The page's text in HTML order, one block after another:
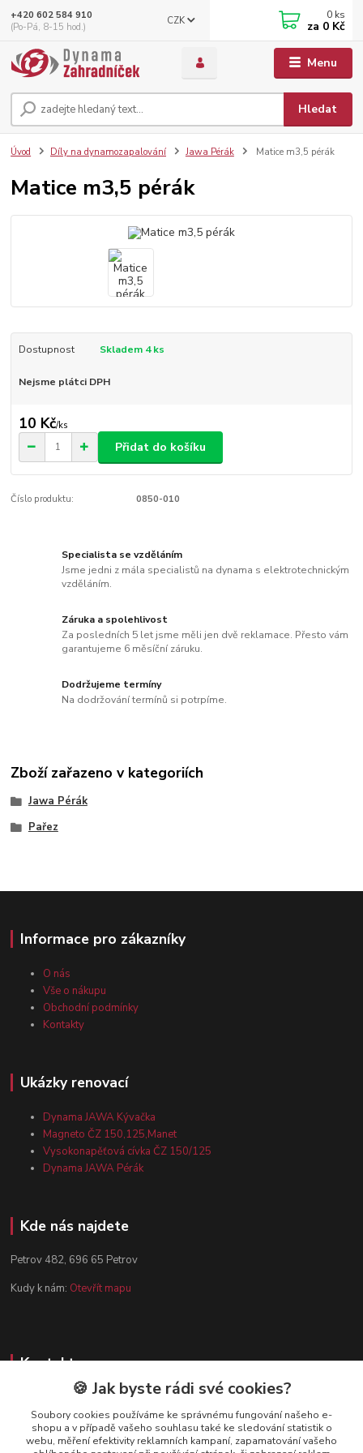
Menu
CZK
Hledat
+420 602 584 910
(Po-Pá, 8-15 hod.)
0 ks
za 0 Kč
Úvod Díly na dynamozapalování Jawa Pérák Matice m3,5 pérák
Matice m3,5 pérák
Dostupnost Skladem 4 ks
Nejsme plátci DPH
10 Kč/ks
Přidat do košíku
Číslo produktu: 0850-010
Specialista se vzděláním
Jsme jedni z mála specialistů na dynama s elektrotechnickým
vzděláním.
Záruka a spolehlivost
Za posledních 5 let jsme měli jen dvě reklamace. Přesto vám
garantujeme 6 měsíční záruku.
Dodržujeme termíny
Na dodržování termínů si potrpíme.
Zboží zařazeno v kategoriích
Jawa Pérák
Pařez
Informace pro zákazníky
O nás
Vše o nákupu
Obchodní podmínky
Kontakty
Ukázky renovací
Dynama JAWA Kývačka
Magneto ČZ 150,125,Manet
Vysokonapěťová cívka ČZ 150/125
Dynama JAWA Pérák
Kde nás najdete
Petrov 482, 696 65 Petrov
Kudy k nám: Otevřít mapu
Kontakty
Zákaznická podpora
+420 602 584 910
(Po-Pá, 8-15 hod.)
🍪 Jak byste rádi své cookies?
Soubory cookies používáme ke správnému fungování našeho e-
shopu a v případě vašeho souhlasu také ke sledování statistik o
webu, měření efektivity reklamních kampaní, zapamatování vašeho